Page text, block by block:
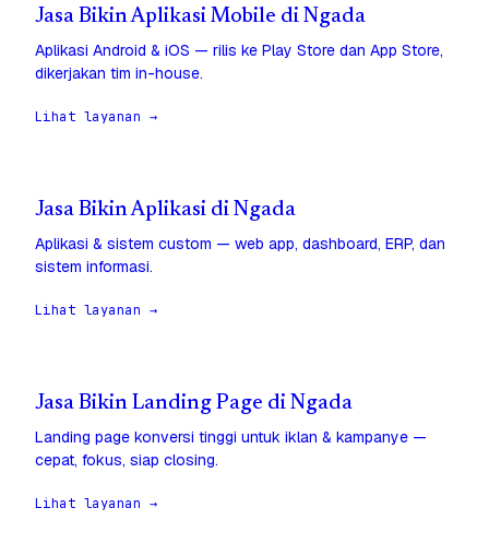
Jasa Bikin Aplikasi Mobile di Ngada
Aplikasi Android & iOS — rilis ke Play Store dan App Store,
dikerjakan tim in-house.
Lihat layanan →
Jasa Bikin Aplikasi di Ngada
Aplikasi & sistem custom — web app, dashboard, ERP, dan
sistem informasi.
Lihat layanan →
Jasa Bikin Landing Page di Ngada
Landing page konversi tinggi untuk iklan & kampanye —
cepat, fokus, siap closing.
Lihat layanan →